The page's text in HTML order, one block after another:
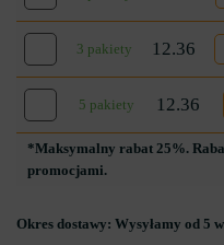
3 pakiety 12.36
5 pakiety 12.36
*Maksymalny rabat 25%.
promocjami.
Okres dostawy: Wysyłamy od 5